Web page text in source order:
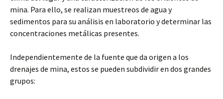
mina. Para ello, se realizan muestreos de agua y
sedimentos para su análisis en laboratorio y determinar las
concentraciones metálicas presentes.
Independientemente de la fuente que da origen a los
drenajes de mina, estos se pueden subdividir en dos grandes
grupos: